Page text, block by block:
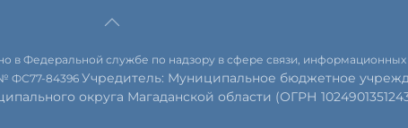
в Федеральной службе по надзору в сфере связи,
ФС77-84396 Учредитель: Муниципальное бюджетное
округа Магаданской области (ОГРН